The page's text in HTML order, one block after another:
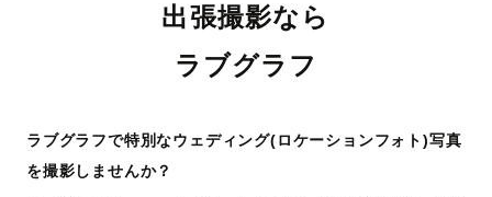
出張撮影なら
ラブグラフ
ラブグラフで特別なウェディング(ロケーションフォト)写真
を撮影しませんか？